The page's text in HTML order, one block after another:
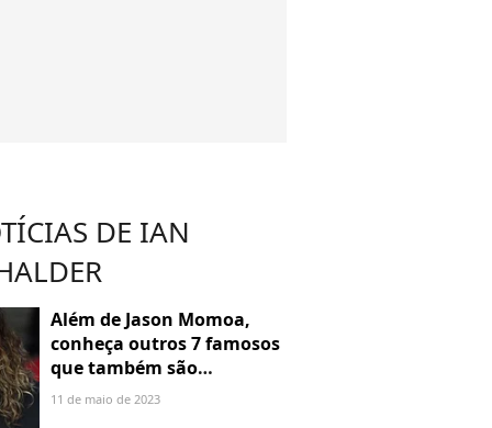
DE IAN
Além de Jason Momoa,
conheça outros 7 famosos
que também são
hipnotizantes!
11 de maio de 2023